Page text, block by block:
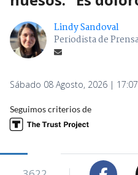
Lindy Sandoval
Periodista de
Sábado 08 Agosto, 2026 | 17:07
Seguimos criterios de